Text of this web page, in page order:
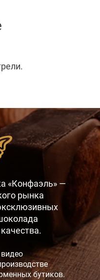
«Конфаэль» —
рынка
бутиков.